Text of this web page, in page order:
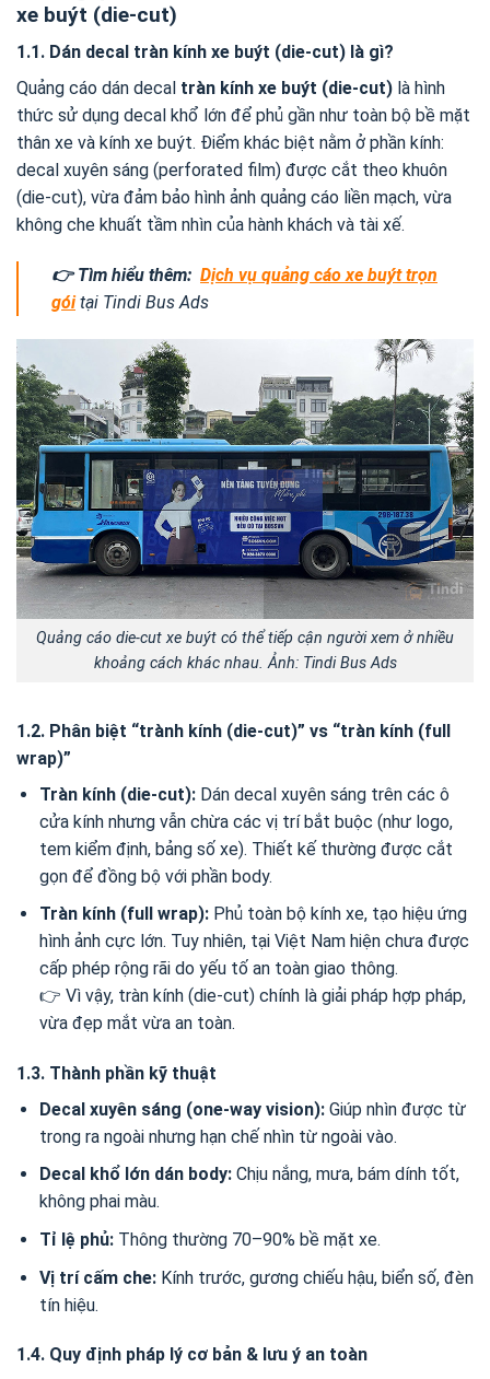
xe buýt (die-cut)
1.1. Dán decal tràn kính xe buýt (die-cut) là gì?
Quảng cáo dán decal tràn kính xe buýt (die-cut) là hình
thức sử dụng decal khổ lớn để phủ gần như toàn bộ bề mặt
thân xe và kính xe buýt. Điểm khác biệt nằm ở phần kính:
decal xuyên sáng (perforated film) được cắt theo khuôn
(die-cut), vừa đảm bảo hình ảnh quảng cáo liền mạch, vừa
không che khuất tầm nhìn của hành khách và tài xế.
👉 Tìm hiểu thêm: Dịch vụ quảng cáo xe buýt trọn
góitại Tindi Bus Ads
Quảng cáo die-cut xe buýt có thể tiếp cận người xem ở nhiều
khoảng cách khác nhau. Ảnh: Tindi Bus Ads
1.2. Phân biệt “trành kính (die-cut)” vs “tràn kính (full
wrap)”
Tràn kính (die-cut):Dán decal xuyên sáng trên các ô
cửa kính nhưng vẫn chừa các vị trí bắt buộc (như logo,
tem kiểm định, bảng số xe). Thiết kế thường được cắt
gọn để đồng bộ với phần body.
Tràn kính (full wrap):Phủ toàn bộ kính xe, tạo hiệu ứng
hình ảnh cực lớn. Tuy nhiên, tại Việt Nam hiện chưa được
cấp phép rộng rãi do yếu tố an toàn giao thông.
👉 Vì vậy, tràn kính (die-cut) chính là giải pháp hợp pháp,
vừa đẹp mắt vừa an toàn.
1.3. Thành phần kỹ thuật
Decal xuyên sáng (one-way vision):Giúp nhìn được từ
trong ra ngoài nhưng hạn chế nhìn từ ngoài vào.
Decal khổ lớn dán body:Chịu nắng, mưa, bám dính tốt,
không phai màu.
Tỉ lệ phủ:Thông thường 70–90% bề mặt xe.
Vị trí cấm che:Kính trước, gương chiếu hậu, biển số, đèn
tín hiệu.
1.4. Quy định pháp lý cơ bản & lưu ý an toàn